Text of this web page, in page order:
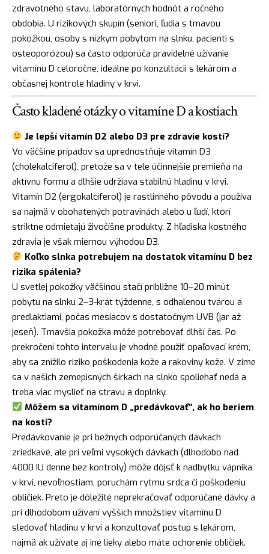
zdravotného stavu, laboratórnych hodnôt a ročného
obdobia. U rizikových skupín (seniori, ľudia s tmavou
pokožkou, osoby s nízkym pobytom na slnku, pacienti s
osteoporózou) sa často odporúča pravidelné užívanie
vitamínu D celoročne, ideálne po konzultácii s lekárom a
občasnej kontrole hladiny v krvi.
Často kladené otázky o vitamíne D a kostiach
Je lepší vitamín D2 alebo D3 pre zdravie kostí?
Vo väčšine prípadov sa uprednostňuje vitamín D3
(cholekalciferol), pretože sa v tele účinnejšie premieňa na
aktívnu formu a dlhšie udržiava stabilnú hladinu v krvi.
Vitamín D2 (ergokalciferol) je rastlinného pôvodu a používa
sa najmä v obohatených potravinách alebo u ľudí, ktorí
striktne odmietajú živočíšne produkty. Z hľadiska kostného
zdravia je však miernou výhodou D3.
Koľko slnka potrebujem na dostatok vitamínu D bez
rizika spálenia?
U svetlej pokožky väčšinou stačí približne 10–20 minút
pobytu na slnku 2–3-krát týždenne, s odhalenou tvárou a
predlaktiami, počas mesiacov s dostatočným UVB (jar až
jeseň). Tmavšia pokožka môže potrebovať dlhší čas. Po
prekročení tohto intervalu je vhodné použiť opaľovací krém,
aby sa znížilo riziko poškodenia kože a rakoviny kože. V zime
sa v našich zemepisných šírkach na slnko spoliehať nedá a
treba viac myslieť na stravu a doplnky.
Môžem sa vitamínom D „predávkovať“, ak ho beriem
na kosti?
Predávkovanie je pri bežných odporúčaných dávkach
zriedkavé, ale pri veľmi vysokých dávkach (dlhodobo nad
4000 IU denne bez kontroly) môže dôjsť k nadbytku vápnika
v krvi, nevoľnostiam, poruchám rytmu srdca či poškodeniu
obličiek. Preto je dôležité neprekračovať odporúčané dávky a
pri dlhodobom užívaní vyšších množstiev vitamínu D
sledovať hladinu v krvi a konzultovať postup s lekárom,
najmä ak užívate aj iné lieky alebo máte ochorenie obličiek.